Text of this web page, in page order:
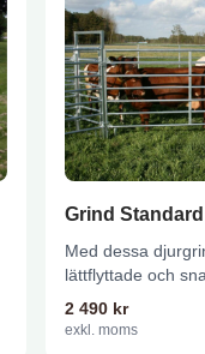
Grind
Med dessa
lättflyttade och
system som du
2 490 kr
exkl. moms